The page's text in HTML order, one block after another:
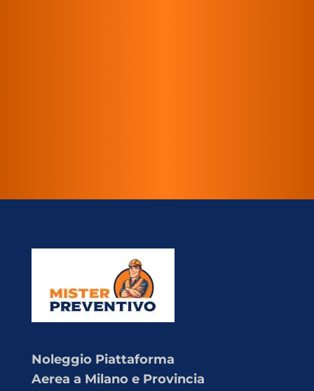
Noleggio Piattaforma
Aerea a Milano e Provincia